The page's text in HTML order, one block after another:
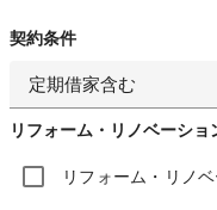
契約条件
定期借家含む
リフォーム・リノベーショ
リフォーム・リノ